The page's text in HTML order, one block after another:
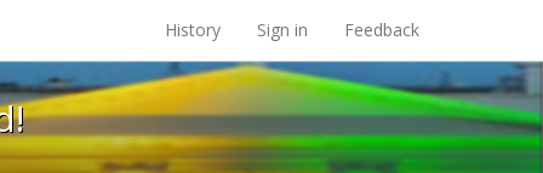
at the UC Berkeley Library
History Sign in Feedback